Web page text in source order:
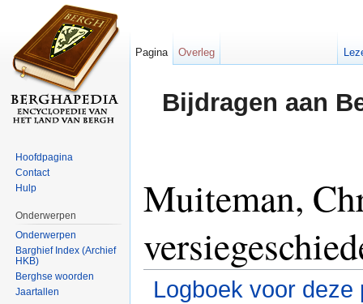
Bijdragen aan
Muiteman,
Logboek voor deze
Pagina Overleg
Hoofdpagina
Contact
Hulp
Onderwerpen
Onderwerpen
Barghief Index (Archief
HKB)
Berghse woorden
Jaartallen